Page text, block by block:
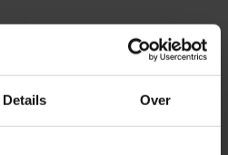
Details Over